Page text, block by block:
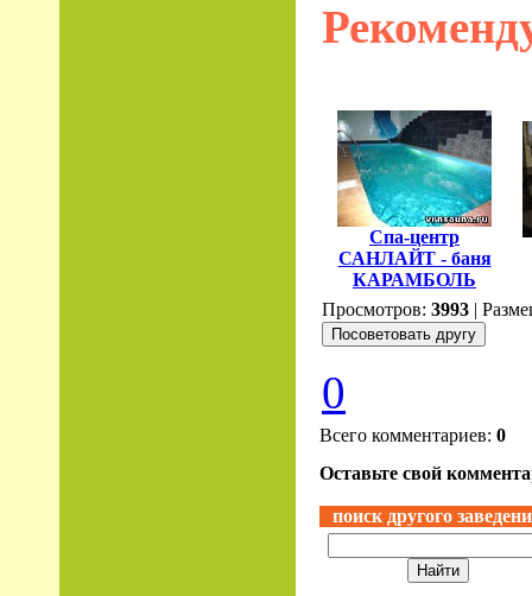
Спа-центр
САНЛАЙТ - баня
КАРАМБОЛЬ
Просмотров: 3993 |
0
Всего комментариев: 0
Оставьте свой
поиск другого